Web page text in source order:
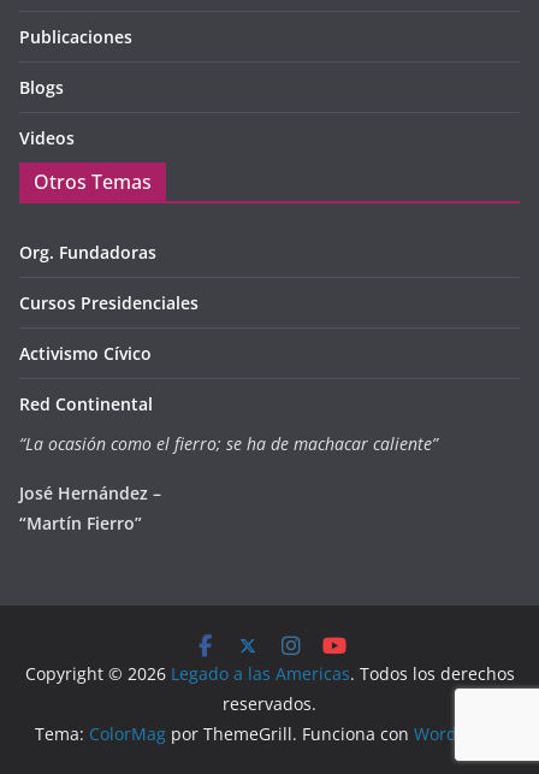
Publicaciones
Blogs
Videos
Otros Temas
Org. Fundadoras
Cursos Presidenciales
Activismo Cívico
Red Continental
“La ocasión como el fierro; se ha de machacar caliente”
José Hernández –
“Martín Fierro”
Copyright © 2026 Legado a las Americas. Todos los derechos
reservados.
Tema: ColorMagpor ThemeGrill. Funciona con WordPress